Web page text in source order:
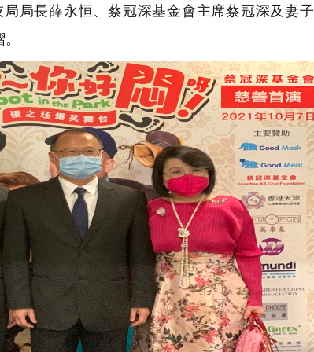
局長薛永恒、蔡冠深基金會主席蔡冠深及妻